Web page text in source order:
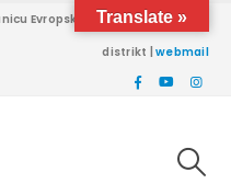
Evropskog univerziteta Brčko
distrikt |webmail
Translate »